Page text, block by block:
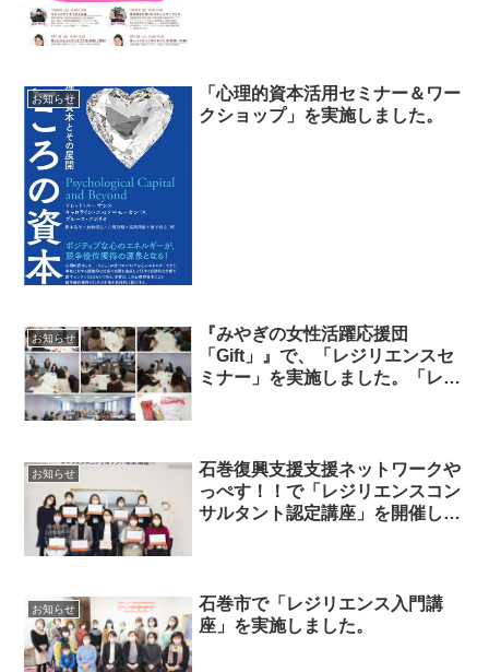
お知らせ
「心理的資本活用セミナー＆ワー
クショップ」を実施しました。
お知らせ
『みやぎの女性活躍応援団
「Gift」』で、「レジリエンスセ
ミナー」を実施しました。「レジ
お知らせ
石巻復興支援支援ネットワークや
っぺす！！で「レジリエンスコン
サルタント認定講座」を開催しま
お知らせ
石巻市で「レジリエンス入門講
座」を実施しました。